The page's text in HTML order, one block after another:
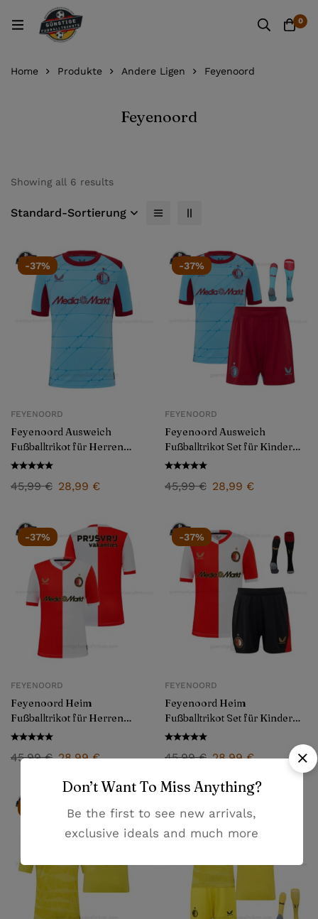
0
Home Produkte Andere Ligen Feyenoord
Feyenoord
Showing all 6 results
Standard-Sortierung
-37%
FEYENOORD
Feyenoord Ausweich
Fußballtrikot für Herren
2025/26
45,99€ 28,99 €
-37%
FEYENOORD
Feyenoord Ausweich
Fußballtrikot Set für Kinder
2025/26
45,99€ 28,99 €
-37%
FEYENOORD
Feyenoord Heim
Fußballtrikot für Herren
2025/26
45,99€ 28,99€
-37%
FEYENOORD
Feyenoord Heim
Fußballtrikot Set für Kinder
2025/26
45,99€ 28,99€
Don’t Want To Miss Anything?
Be the first to see new arrivals,
exclusive ideals and much more